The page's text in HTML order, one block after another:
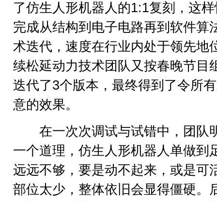
了仿生人形机器人的1:1复刻，这
完成从结构到电子电路再到软件算
术迭代，速度在行业内处于领先地
续松延动力技术团队又按春晚节目
迭代了3个版本，最终得到了令所
意的效果。
在一次次调试与试错中，团队
一个道理，仿生人形机器人单做到
远远不够，要是动不起来，或是可
部位太少，整体依旧会显得僵硬。